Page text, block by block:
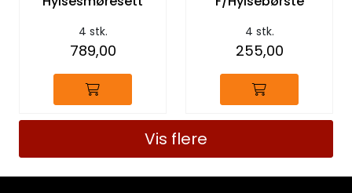
4 stk.
789,00
4 stk.
255,00
Vis flere